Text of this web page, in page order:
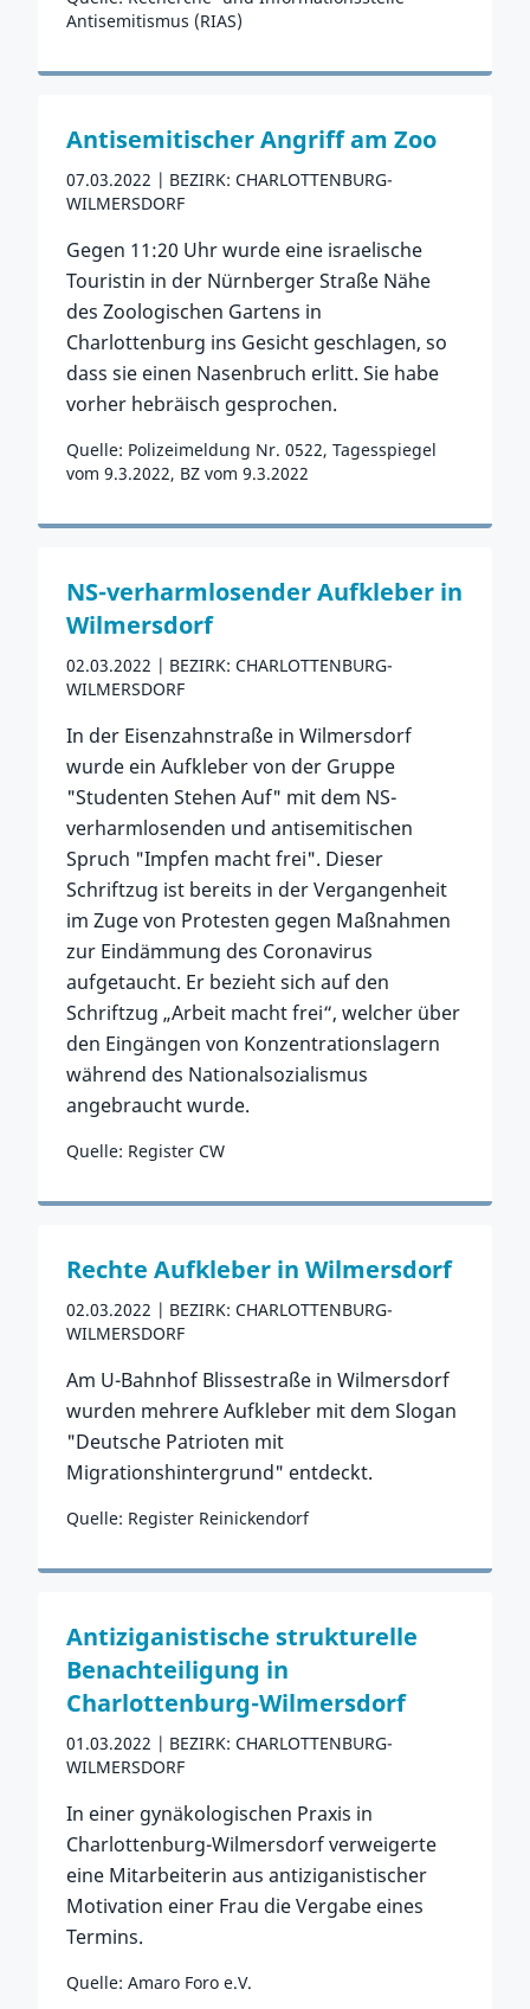
Antisemitismus (RIAS)
Zum Vorfall
Antisemitischer Angriff am Zoo
07.03.2022
BEZIRK: CHARLOTTENBURG-
WILMERSDORF
Gegen 11:20 Uhr wurde eine israelische
Touristin in der Nürnberger Straße Nähe
des Zoologischen Gartens in
Charlottenburg ins Gesicht geschlagen, so
dass sie einen Nasenbruch erlitt. Sie habe
vorher hebräisch gesprochen.
Quelle: Polizeimeldung Nr. 0522, Tagesspiegel
vom 9.3.2022, BZ vom 9.3.2022
Zum Vorfall
NS-verharmlosender Aufkleber in
Wilmersdorf
02.03.2022
BEZIRK: CHARLOTTENBURG-
WILMERSDORF
In der Eisenzahnstraße in Wilmersdorf
wurde ein Aufkleber von der Gruppe
"Studenten Stehen Auf" mit dem NS-
verharmlosenden und antisemitischen
Spruch "Impfen macht frei". Dieser
Schriftzug ist bereits in der Vergangenheit
im Zuge von Protesten gegen Maßnahmen
zur Eindämmung des Coronavirus
aufgetaucht. Er bezieht sich auf den
Schriftzug „Arbeit macht frei“, welcher über
den Eingängen von Konzentrationslagern
während des Nationalsozialismus
angebraucht wurde.
Quelle: Register CW
Zum Vorfall
Rechte Aufkleber in Wilmersdorf
02.03.2022
BEZIRK: CHARLOTTENBURG-
WILMERSDORF
Am U-Bahnhof Blissestraße in Wilmersdorf
wurden mehrere Aufkleber mit dem Slogan
"Deutsche Patrioten mit
Migrationshintergrund" entdeckt.
Quelle: Register Reinickendorf
Zum Vorfall
Antiziganistische strukturelle
Benachteiligung in
Charlottenburg-Wilmersdorf
01.03.2022
BEZIRK: CHARLOTTENBURG-
WILMERSDORF
In einer gynäkologischen Praxis in
Charlottenburg-Wilmersdorf verweigerte
eine Mitarbeiterin aus antiziganistischer
Motivation einer Frau die Vergabe eines
Termins.
Quelle: Amaro Foro e.V.